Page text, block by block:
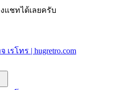
แชทได้เลยครับ
ทร | hugretro.com
โรงแรม ป้ายโค้ก เป็ปซี่เวสป้า
าแบบสวยๆเพียบหรือสั่งทำโทร